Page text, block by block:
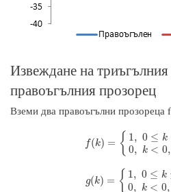
Извеждане на
правоъгълния прозорец
Вземи два правоъгълни
f(k) = { 1, 0 ≤ k
0, k < 0,
f(k) ={ 1, ≤k ≤N−1 0,
g(k) = { 1, 0 ≤ k
0, k < 0,
g(k ={ 1, 0≤k ≤N− 10